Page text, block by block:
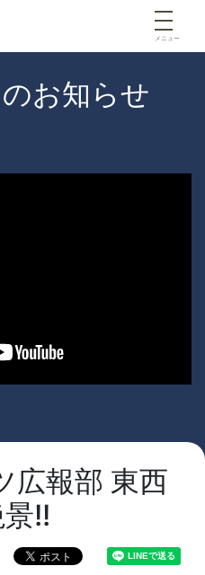
メニュー
お知らせ
広報部 東西
!!